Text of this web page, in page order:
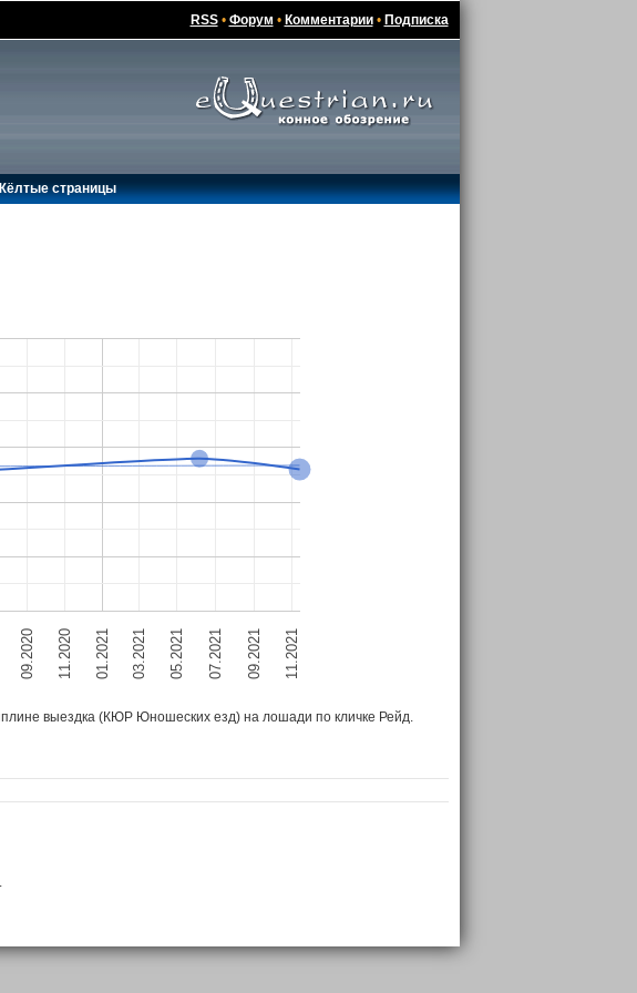
RSS• Форум • Комментарии• Подписка
страницы
01.2021
09.2020 11.2020 03.2021 05.2021 07.2021 09.2021 11.2021
выездка (КЮР Юношеских езд)на лошади по кличке Рейд.